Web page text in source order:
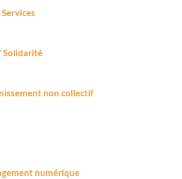
Solidarité
non collectif
numérique